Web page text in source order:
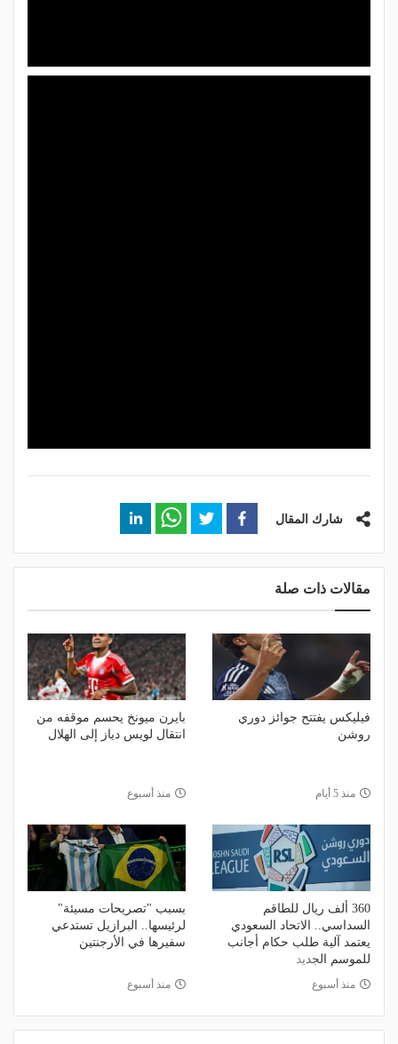
شارك المقال
مقالات ذات صلة
فيليكس يفتتح جوائز دوري
روشن
منذ 5 أيام
بايرن ميونخ يحسم موقفه من
انتقال لويس دياز إلى الهلال
منذ أسبوع
360 ألف ريال للطاقم
السداسي.. الاتحاد السعودي
يعتمد آلية طلب حكام أجانب
للموسم الجديد
منذ أسبوع
بسبب "تصريحات مسيئة"
لرئيسها.. البرازيل تستدعي
سفيرها في الأرجنتين
منذ أسبوع